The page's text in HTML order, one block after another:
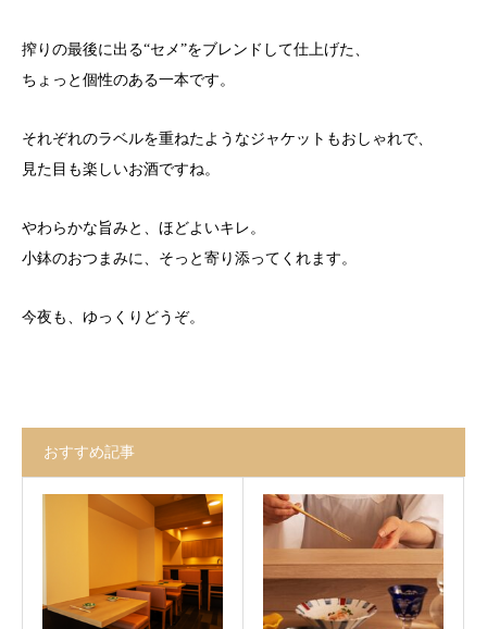
搾りの最後に出る“セメ”をブレンドして仕上げた、
ちょっと個性のある一本です。
それぞれのラベルを重ねたようなジャケットもおしゃれで、
見た目も楽しいお酒ですね。
やわらかな旨みと、ほどよいキレ。
小鉢のおつまみに、そっと寄り添ってくれます。
今夜も、ゆっくりどうぞ。
おすすめ記事